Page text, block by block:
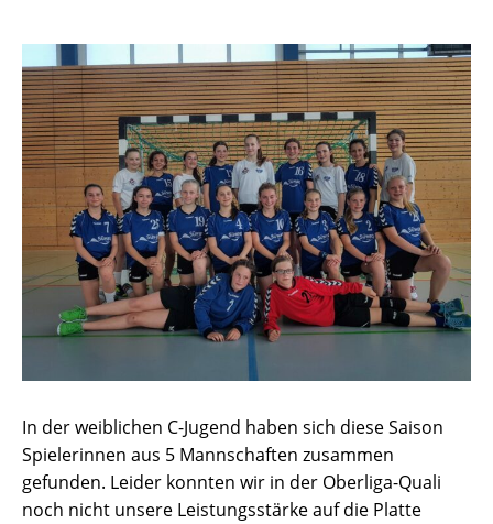
In der weiblichen C-Jugend haben sich diese Saison
Spielerinnen aus 5 Mannschaften zusammen
gefunden. Leider konnten wir in der Oberliga-Quali
noch nicht unsere Leistungsstärke auf die Platte